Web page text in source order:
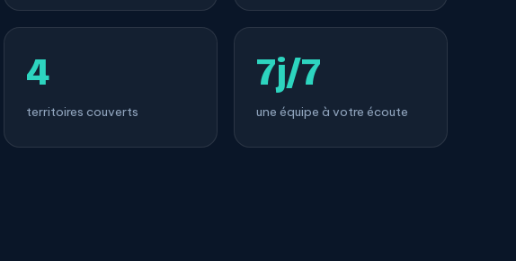
4
territoires couverts
7j/7
une équipe à votre écoute